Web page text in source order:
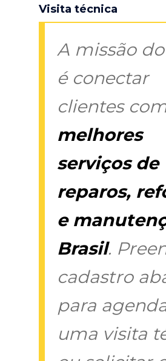
Visita técnica
A missão
é conectar
clientes
melhores
serviços de
reparos,
e
Brasil.
cadastro
para
uma visita